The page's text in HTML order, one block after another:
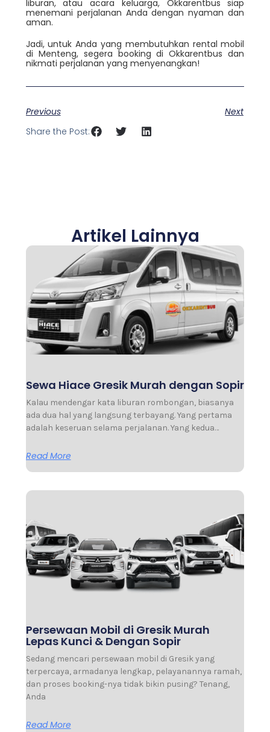
liburan, atau acara keluarga, Okkarentbus siap
menemani perjalanan Anda dengan nyaman dan
aman.
Jadi, untuk Anda yang membutuhkan rental mobil
di Menteng, segera booking di Okkarentbus dan
nikmati perjalanan yang menyenangkan!
Previous
Next
Share the Post:
Artikel Lainnya
Sewa Hiace Gresik Murah dengan Sopir
Kalau mendengar kata liburan rombongan, biasanya
ada dua hal yang langsung terbayang. Yang pertama
adalah keseruan selama perjalanan. Yang kedua…
Read More
Persewaan Mobil di Gresik Murah
Lepas Kunci & Dengan Sopir
Sedang mencari persewaan mobil di Gresik yang
terpercaya, armadanya lengkap, pelayanannya ramah,
dan proses booking-nya tidak bikin pusing? Tenang,
Anda
Read More